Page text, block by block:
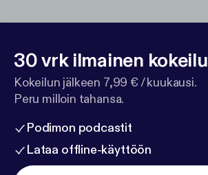
30 vrk ilmainen kokeilu
Kokeilun jälkeen 7,99 € / kuukausi.
Peru milloin tahansa.
Podimon podcastit
Lataa offline-käyttöön